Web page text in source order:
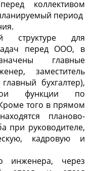
коллективом
период
структуре для
перед ООО, в
главные
заместитель
бухгалтер),
функции по
того в прямом
планово-
при руководителе,
кадровую и
инженера, через